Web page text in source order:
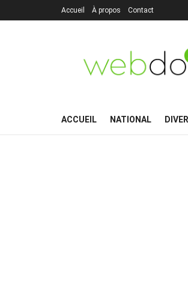
Accueil À propos Contact
ACCUEIL NATIONAL